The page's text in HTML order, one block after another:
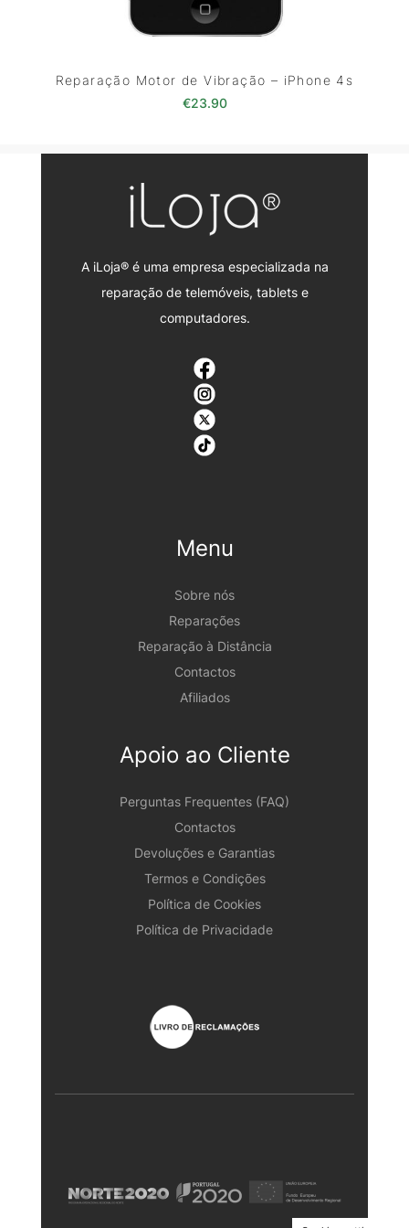
Reparação Motor de Vibração – iPhone 4s
€23.90
A iLoja® é uma empresa especializada na
reparação de telemóveis, tablets e
computadores.
Menu
Sobre nós
Reparações
Reparação à Distância
Contactos
Afiliados
Apoio ao Cliente
Perguntas Frequentes (FAQ)
Contactos
Devoluções e Garantias
Termos e Condições
Política de Cookies
Política de Privacidade